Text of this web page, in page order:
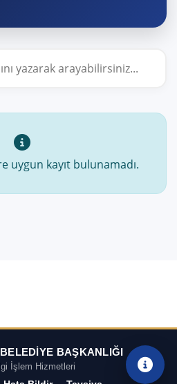
uygun kayıt bulunamadı.
BAŞKANLIĞI
İşlem Hizmetleri